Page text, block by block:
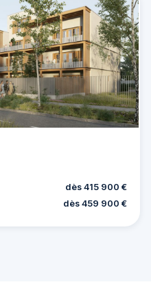
dès 415 900 €
dès 459 900 €